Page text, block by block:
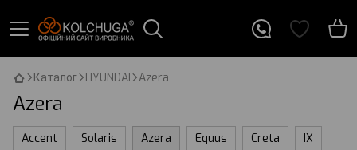
Каталог HYUNDAI Azera
Azera
Accent Solaris Azera Equus Creta IX